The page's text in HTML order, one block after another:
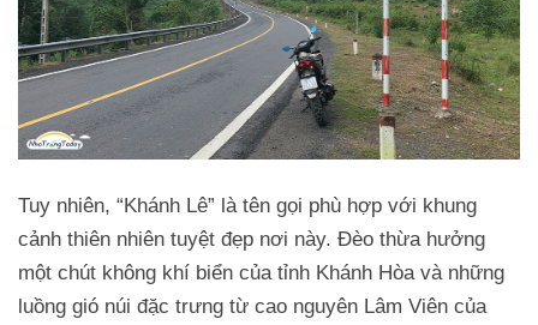
Tuy nhiên, “Khánh Lê” là tên gọi phù hợp với khung
cảnh thiên nhiên tuyệt đẹp nơi này. Đèo thừa hưởng
một chút không khí biển của tỉnh Khánh Hòa và những
luồng gió núi đặc trưng từ cao nguyên Lâm Viên của